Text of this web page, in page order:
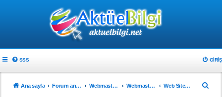
SSS GIRIŞ
Ana sayfa Forum ana sayfa Webmaster & Tasarım Webmasterlar için Web Sitenizi Tanıtın..!